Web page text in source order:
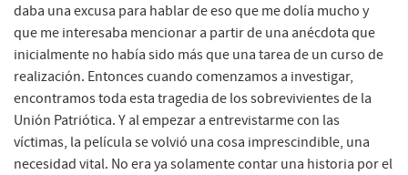
daba una excusa para hablar de eso que me dolía mucho y
que me interesaba mencionar a partir de una anécdota que
inicialmente no había sido más que una tarea de un curso de
realización. Entonces cuando comenzamos a investigar,
encontramos toda esta tragedia de los sobrevivientes de la
Unión Patriótica. Y al empezar a entrevistarme con las
víctimas, la película se volvió una cosa imprescindible, una
necesidad vital. No era ya solamente contar una historia por el